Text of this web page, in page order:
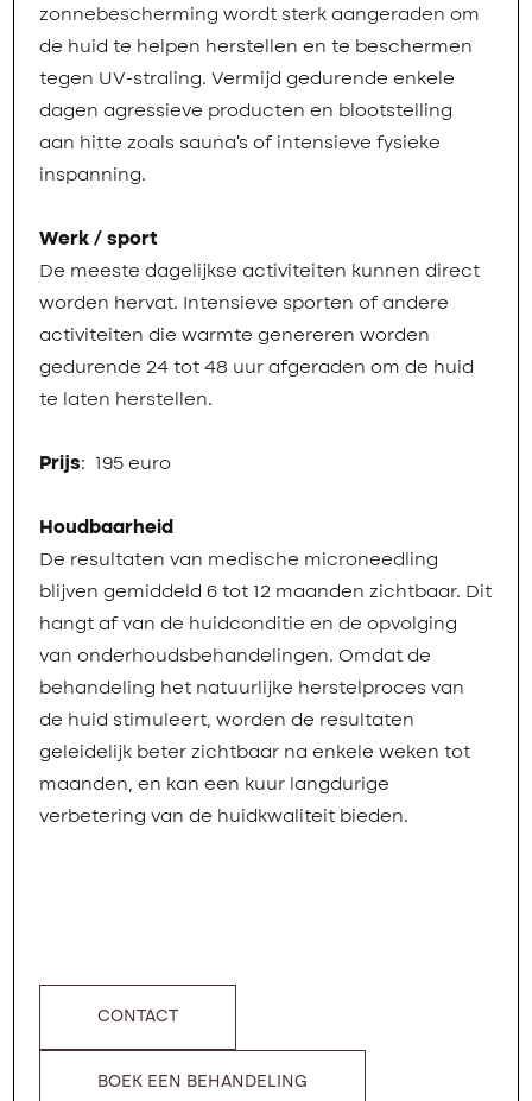
zonnebescherming wordt sterk aangeraden om
de huid te helpen herstellen en te beschermen
tegen UV-straling. Vermijd gedurende enkele
dagen agressieve producten en blootstelling
aan hitte zoals sauna’s of intensieve fysieke
inspanning.
Werk / sport
De meeste dagelijkse activiteiten kunnen direct
worden hervat. Intensieve sporten of andere
activiteiten die warmte genereren worden
gedurende 24 tot 48 uur afgeraden om de huid
te laten herstellen.
Prijs: 195 euro
Houdbaarheid
De resultaten van medische microneedling
blijven gemiddeld 6 tot 12 maanden zichtbaar. Dit
hangt af van de huidconditie en de opvolging
van onderhoudsbehandelingen. Omdat de
behandeling het natuurlijke herstelproces van
de huid stimuleert, worden de resultaten
geleidelijk beter zichtbaar na enkele weken tot
maanden, en kan een kuur langdurige
verbetering van de huidkwaliteit bieden.
CONTACT
BOEK EEN BEHANDELING